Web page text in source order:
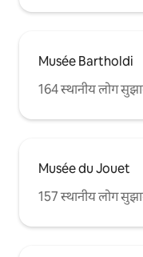
Musée Bartholdi
164 स्थानीय लोग
Musée du Jouet
157 स्थानीय लोग